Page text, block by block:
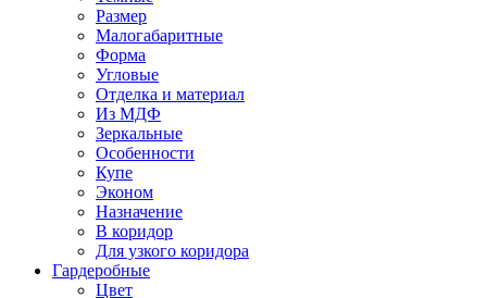
Размер
Малогабаритные
Форма
Угловые
Отделка и материал
Из МДФ
Зеркальные
Особенности
Купе
Эконом
Назначение
В коридор
Для узкого коридора
Гардеробные
Цвет